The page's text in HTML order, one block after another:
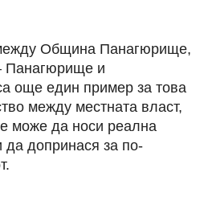
Община Панагюрище,
Панагюрище и
още един пример за това
между местната власт,
може да носи реална
да допринася за по-